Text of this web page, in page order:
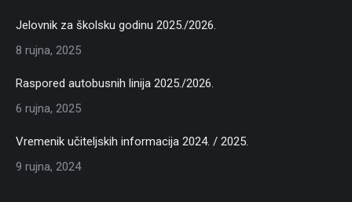
Jelovnik za školsku godinu 2025./2026.
8 rujna, 2025
Raspored autobusnih linija 2025./2026.
6 rujna, 2025
Vremenik učiteljskih informacija 2024. / 2025.
9 rujna, 2024